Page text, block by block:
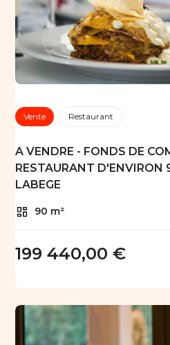
Vente Restaurant
A VENDRE - FONDS DE
RESTAURANT D'ENVIRON
LABEGE
90 m²
199 440,00 €